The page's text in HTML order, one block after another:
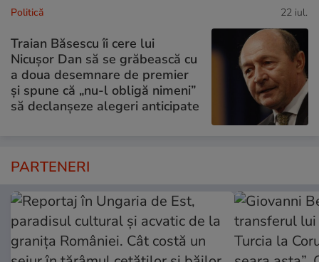
Politică 22 iul.
Traian Băsescu îi cere lui
Nicușor Dan să se grăbească cu
a doua desemnare de premier
și spune că „nu-l obligă nimeni”
să declanșeze alegeri anticipate
PARTENERI